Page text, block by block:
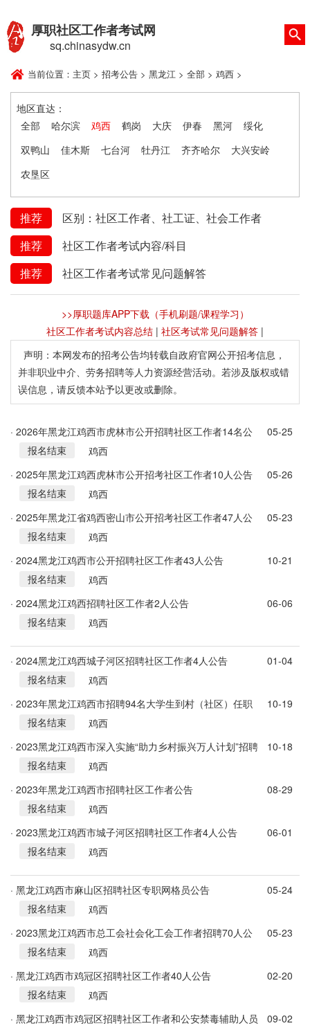
厚职社区工作者考试网
sq.chinasydw.cn
当前位置： 主页 > 招考公告 > 黑龙江 > 全部 > 鸡西 >
地区直达：
全部
哈尔滨 鸡西 鹤岗 大庆 伊春 黑河
绥化
双鸭山
佳木斯 七台河 牡丹江 齐齐哈尔
大兴安岭
农垦区
推荐
区别：社区工作者、社工证、社会工作者
推荐
社区工作者考试内容/科目
推荐
社区工作者考试常见问题解答
>>厚职题库APP下载（手机刷题/课程学习）
社区工作者考试内容总结 | 社区考试常见问题解答 |
声明：本网发布的招考公告均转载自政府官网公开招考信息，
并非职业中介、劳务招聘等人力资源经营活动。若涉及版权或错
误信息，请反馈本站予以更改或删除。
· 2026年黑龙江鸡西市虎林市公开招聘社区工作者14名公
05-25
报名结束
鸡西
· 2025年黑龙江鸡西虎林市公开招考社区工作者10人公告
05-26
报名结束
鸡西
· 2025年黑龙江省鸡西密山市公开招考社区工作者47人公
05-23
报名结束
鸡西
· 2024黑龙江鸡西市公开招聘社区工作者43人公告
10-21
报名结束
鸡西
· 2024黑龙江鸡西招聘社区工作者2人公告
06-06
报名结束
鸡西
· 2024黑龙江鸡西城子河区招聘社区工作者4人公告
01-04
报名结束
鸡西
· 2023年黑龙江鸡西市招聘94名大学生到村（社区）任职
公告
10-19
报名结束
鸡西
· 2023黑龙江鸡西市深入实施“助力乡村振兴万人计划”招聘
大学生到村（社区）任职招聘公告（102人）
10-18
报名结束
鸡西
· 2023年黑龙江鸡西市招聘社区工作者公告
08-29
报名结束
鸡西
· 2023黑龙江鸡西市城子河区招聘社区工作者4人公告
06-01
报名结束
鸡西
· 黑龙江鸡西市麻山区招聘社区专职网格员公告
05-24
报名结束
鸡西
· 2023黑龙江鸡西市总工会社会化工会工作者招聘70人公
05-23
报名结束
鸡西
· 黑龙江鸡西市鸡冠区招聘社区工作者40人公告
02-20
报名结束
鸡西
· 黑龙江鸡西市鸡冠区招聘社区工作者和公安禁毒辅助人员
09-02